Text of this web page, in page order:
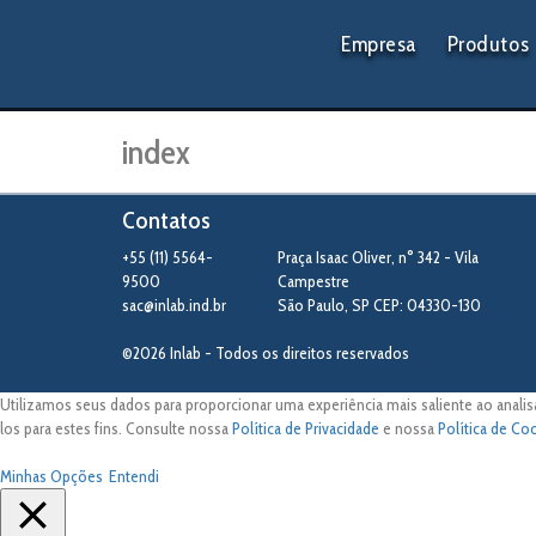
Empresa Produtos
index
Contatos
+55 (11) 5564-
9500
sac@inlab.ind.br
Praça Isaac Oliver, n° 342 - Vila
Campestre
São Paulo SP CEP: 04330-130
©2026 Inlab - Todos os direitos reservados
Utilizamos seus dados para proporcionar uma experiência mais saliente ao
los para estes fins. Consulte nossaPolítica de Privacidade e nossaPolítica de
Minhas Opções Entendi